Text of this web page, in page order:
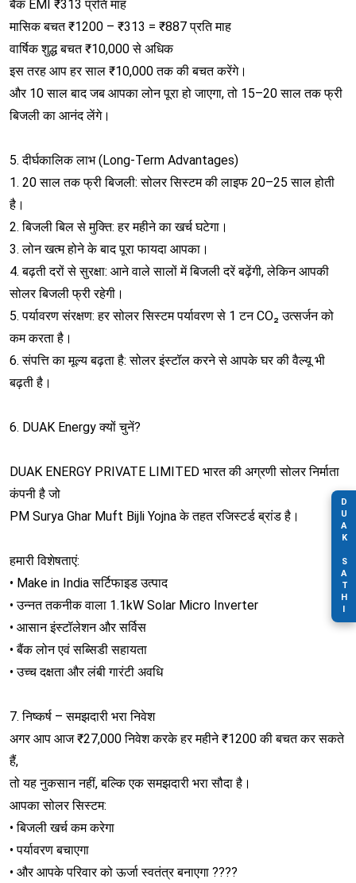
DUAK SATHI
बैंक EMI ₹313 प्रति माह
मासिक बचत ₹1200 – ₹313 = ₹887 प्रति माह
वार्षिक शुद्ध बचत ₹10,000 से अधिक
इस तरह आप हर साल ₹10,000 तक की बचत करेंगे।
और 10 साल बाद जब आपका लोन पूरा हो जाएगा, तो 15–20 साल तक फ्री
बिजली का आनंद लेंगे।
5. दीर्घकालिक लाभ (Long-Term Advantages)
1. 20 साल तक फ्री बिजली: सोलर सिस्टम की लाइफ 20–25 साल होती
है।
2. बिजली बिल से मुक्ति: हर महीने का खर्च घटेगा।
3. लोन खत्म होने के बाद पूरा फायदा आपका।
4. बढ़ती दरों से सुरक्षा: आने वाले सालों में बिजली दरें बढ़ेंगी, लेकिन आपकी
सोलर बिजली फ्री रहेगी।
5. पर्यावरण संरक्षण: हर सोलर सिस्टम पर्यावरण से 1 टन CO₂ उत्सर्जन को
कम करता है।
6. संपत्ति का मूल्य बढ़ता है: सोलर इंस्टॉल करने से आपके घर की वैल्यू भी
बढ़ती है।
6. DUAK Energy क्यों चुनें?
DUAK ENERGY PRIVATE LIMITED भारत की अग्रणी सोलर निर्माता
कंपनी है जो
PM Surya Ghar Muft Bijli Yojna के तहत रजिस्टर्ड ब्रांड है।
हमारी विशेषताएं:
• Make in India सर्टिफाइड उत्पाद
• उन्नत तकनीक वाला 1.1kW Solar Micro Inverter
• आसान इंस्टॉलेशन और सर्विस
• बैंक लोन एवं सब्सिडी सहायता
• उच्च दक्षता और लंबी गारंटी अवधि
7. निष्कर्ष – समझदारी भरा निवेश
अगर आप आज ₹27,000 निवेश करके हर महीने ₹1200 की बचत कर सकते
हैं,
तो यह नुकसान नहीं, बल्कि एक समझदारी भरा सौदा है।
आपका सोलर सिस्टम:
• बिजली खर्च कम करेगा
• पर्यावरण बचाएगा
• और आपके परिवार को ऊर्जा स्वतंत्र बनाएगा ????